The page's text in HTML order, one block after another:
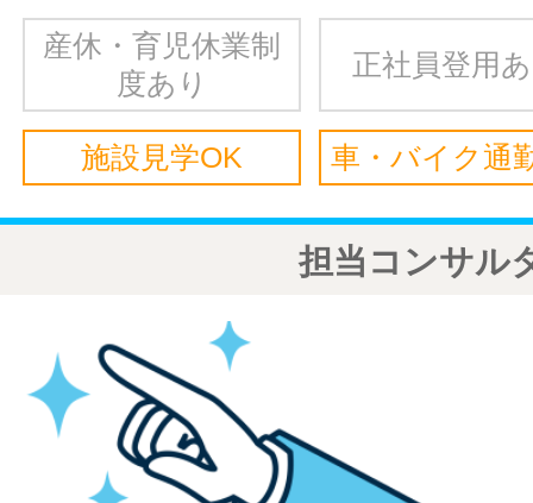
産休・育児休業制
度あり
正社員登用
施設見学OK 車・バイク通
担当コンサル